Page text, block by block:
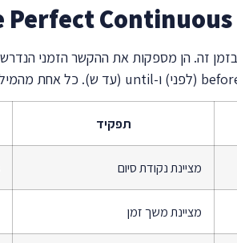
תפקיד
מציינת נקודת סיום
מציינת משך זמן